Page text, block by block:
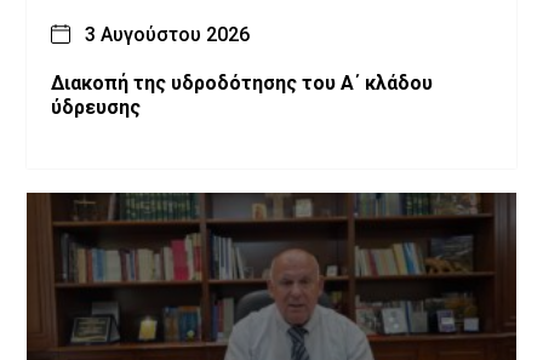
3 Αυγούστου 2026
Διακοπή της υδροδότησης του Α΄ κλάδου
ύδρευσης